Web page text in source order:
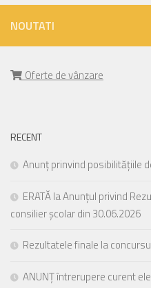
NOUTATI
Oferte de vânzare
RECENT
Anunț prinvind posibilitățiile
ERATĂ la Anunțul privind
consilier școlar din 30.06.2026
Rezultatele finale la
ANUNȚ întrerupere curent